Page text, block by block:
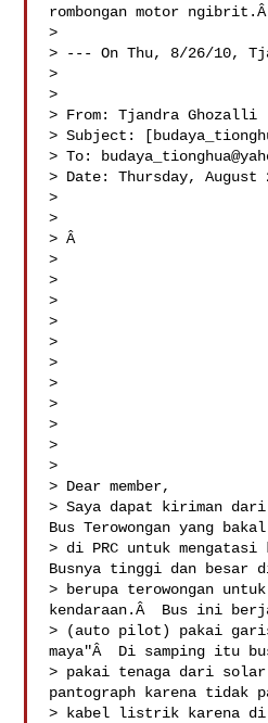
rombongan motor
>
> --- On Thu, 8/26/10,
>
>
> From: Tjandra Ghozalli
> Subject:
> To:
> Date: Thursday, August
>
>
> Â
>
>
>
>
>
>
>
>
>
>
>
> Dear member,
> Saya dapat kiriman
Bus Terowongan yang
> di PRC untuk mengatasi
Busnya tinggi dan besar
> berupa terowongan
kendaraan.Â  Bus ini
> (auto pilot) pakai
maya"Â  Di samping itu
> pakai tenaga dari
pantograph karena tidak
> kabel listrik karena di